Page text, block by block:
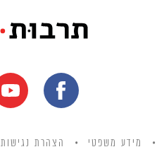
מידע משפטי הצהרת נגישות